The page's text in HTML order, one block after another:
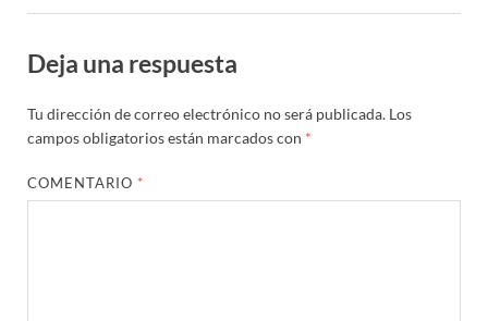
Deja una respuesta
Tu dirección de correo electrónico no será publicada. Los
campos obligatorios están marcados con *
COMENTARIO *